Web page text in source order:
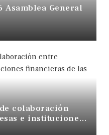
Asamblea General
colaboración
e instituciones